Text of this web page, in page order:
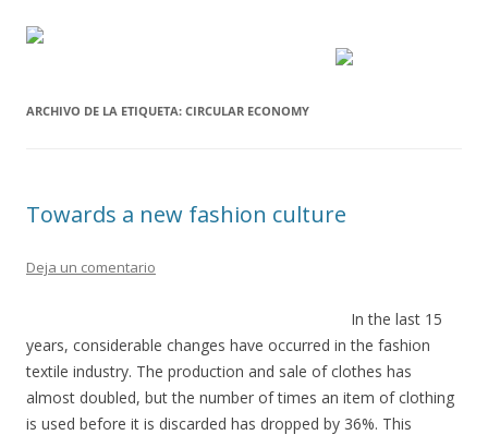
ARCHIVO DE LA ETIQUETA: CIRCULAR ECONOMY
Towards a new fashion culture
Deja un comentario
In the last 15
years, considerable changes have occurred in the fashion
textile industry. The production and sale of clothes has
almost doubled, but the number of times an item of clothing
is used before it is discarded has dropped by 36%. This